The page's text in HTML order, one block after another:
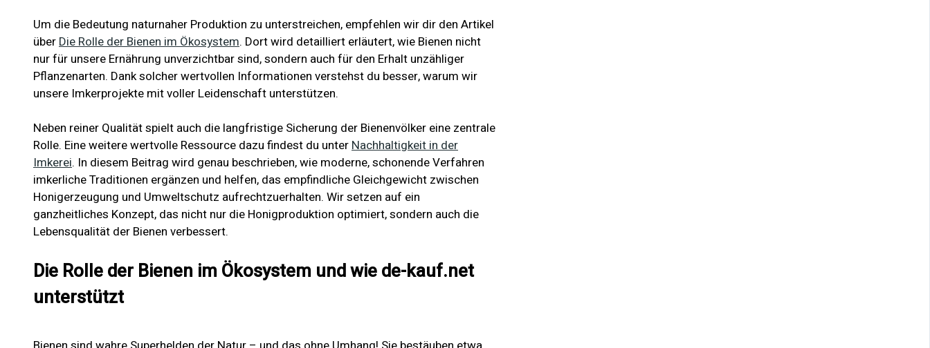
Um die Bedeutung naturnaher Produktion zu unterstreichen, empfehlen wir dir den Artikel
über Die Rolle der Bienen im Ökosystem. Dort wird detailliert erläutert, wie Bienen nicht
nur für unsere Ernährung unverzichtbar sind, sondern auch für den Erhalt unzähliger
Pflanzenarten. Dank solcher wertvollen Informationen verstehst du besser, warum wir
unsere Imkerprojekte mit voller Leidenschaft unterstützen.
Neben reiner Qualität spielt auch die langfristige Sicherung der Bienenvölker eine zentrale
Rolle. Eine weitere wertvolle Ressource dazu findest du unterNachhaltigkeit in der
Imkerei. In diesem Beitrag wird genau beschrieben, wie moderne, schonende Verfahren
imkerliche Traditionen ergänzen und helfen, das empfindliche Gleichgewicht zwischen
Honigerzeugung und Umweltschutz aufrechtzuerhalten. Wir setzen auf ein
ganzheitliches Konzept, das nicht nur die Honigproduktion optimiert, sondern auch die
Lebensqualität der Bienen verbessert.
Die Rolle der Bienen im Ökosystem und wie de-kauf.net
unterstützt